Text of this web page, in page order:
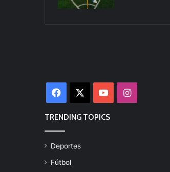
Facebook YouTubeInstagram
TRENDING TOPICS
Deportes
Fútbol